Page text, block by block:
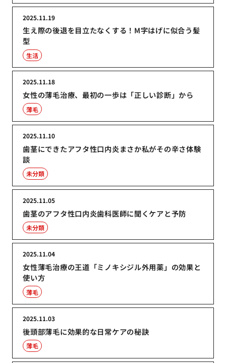
生え際の後退を目立たなくする！M字はげに似合う髪
型
2025.11.19
生活
女性の薄毛治療、最初の一歩は「正しい診断」から
2025.11.18
薄毛
歯茎にできたアフタ性口内炎まさか私がその辛さ体験
談
2025.11.10
未分類
歯茎のアフタ性口内炎歯科医師に聞くケアと予防
2025.11.05
未分類
女性薄毛治療の王道「ミノキシジル外用薬」の効果と
使い方
2025.11.04
薄毛
後頭部薄毛に効果的な日常ケアの秘訣
2025.11.03
薄毛